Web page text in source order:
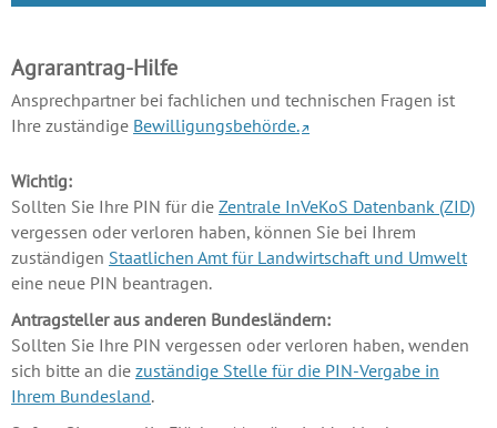
Agrarantrag-Hilfe
Ansprechpartner bei fachlichen und technischen Fragen ist
Ihre zuständige Bewilligungsbehörde.
Wichtig:
Sollten Sie Ihre PIN für die Zentrale InVeKoS Datenbank (ZID)
vergessen oder verloren haben, können Sie bei Ihrem
zuständigen Staatlichen Amt für Landwirtschaft und Umwelt
eine neue PIN beantragen.
Antragsteller aus anderen Bundesländern:
Sollten Sie Ihre PIN vergessen oder verloren haben, wenden
sich bitte an die zuständige Stelle für die PIN-Vergabe in
Ihrem Bundesland.